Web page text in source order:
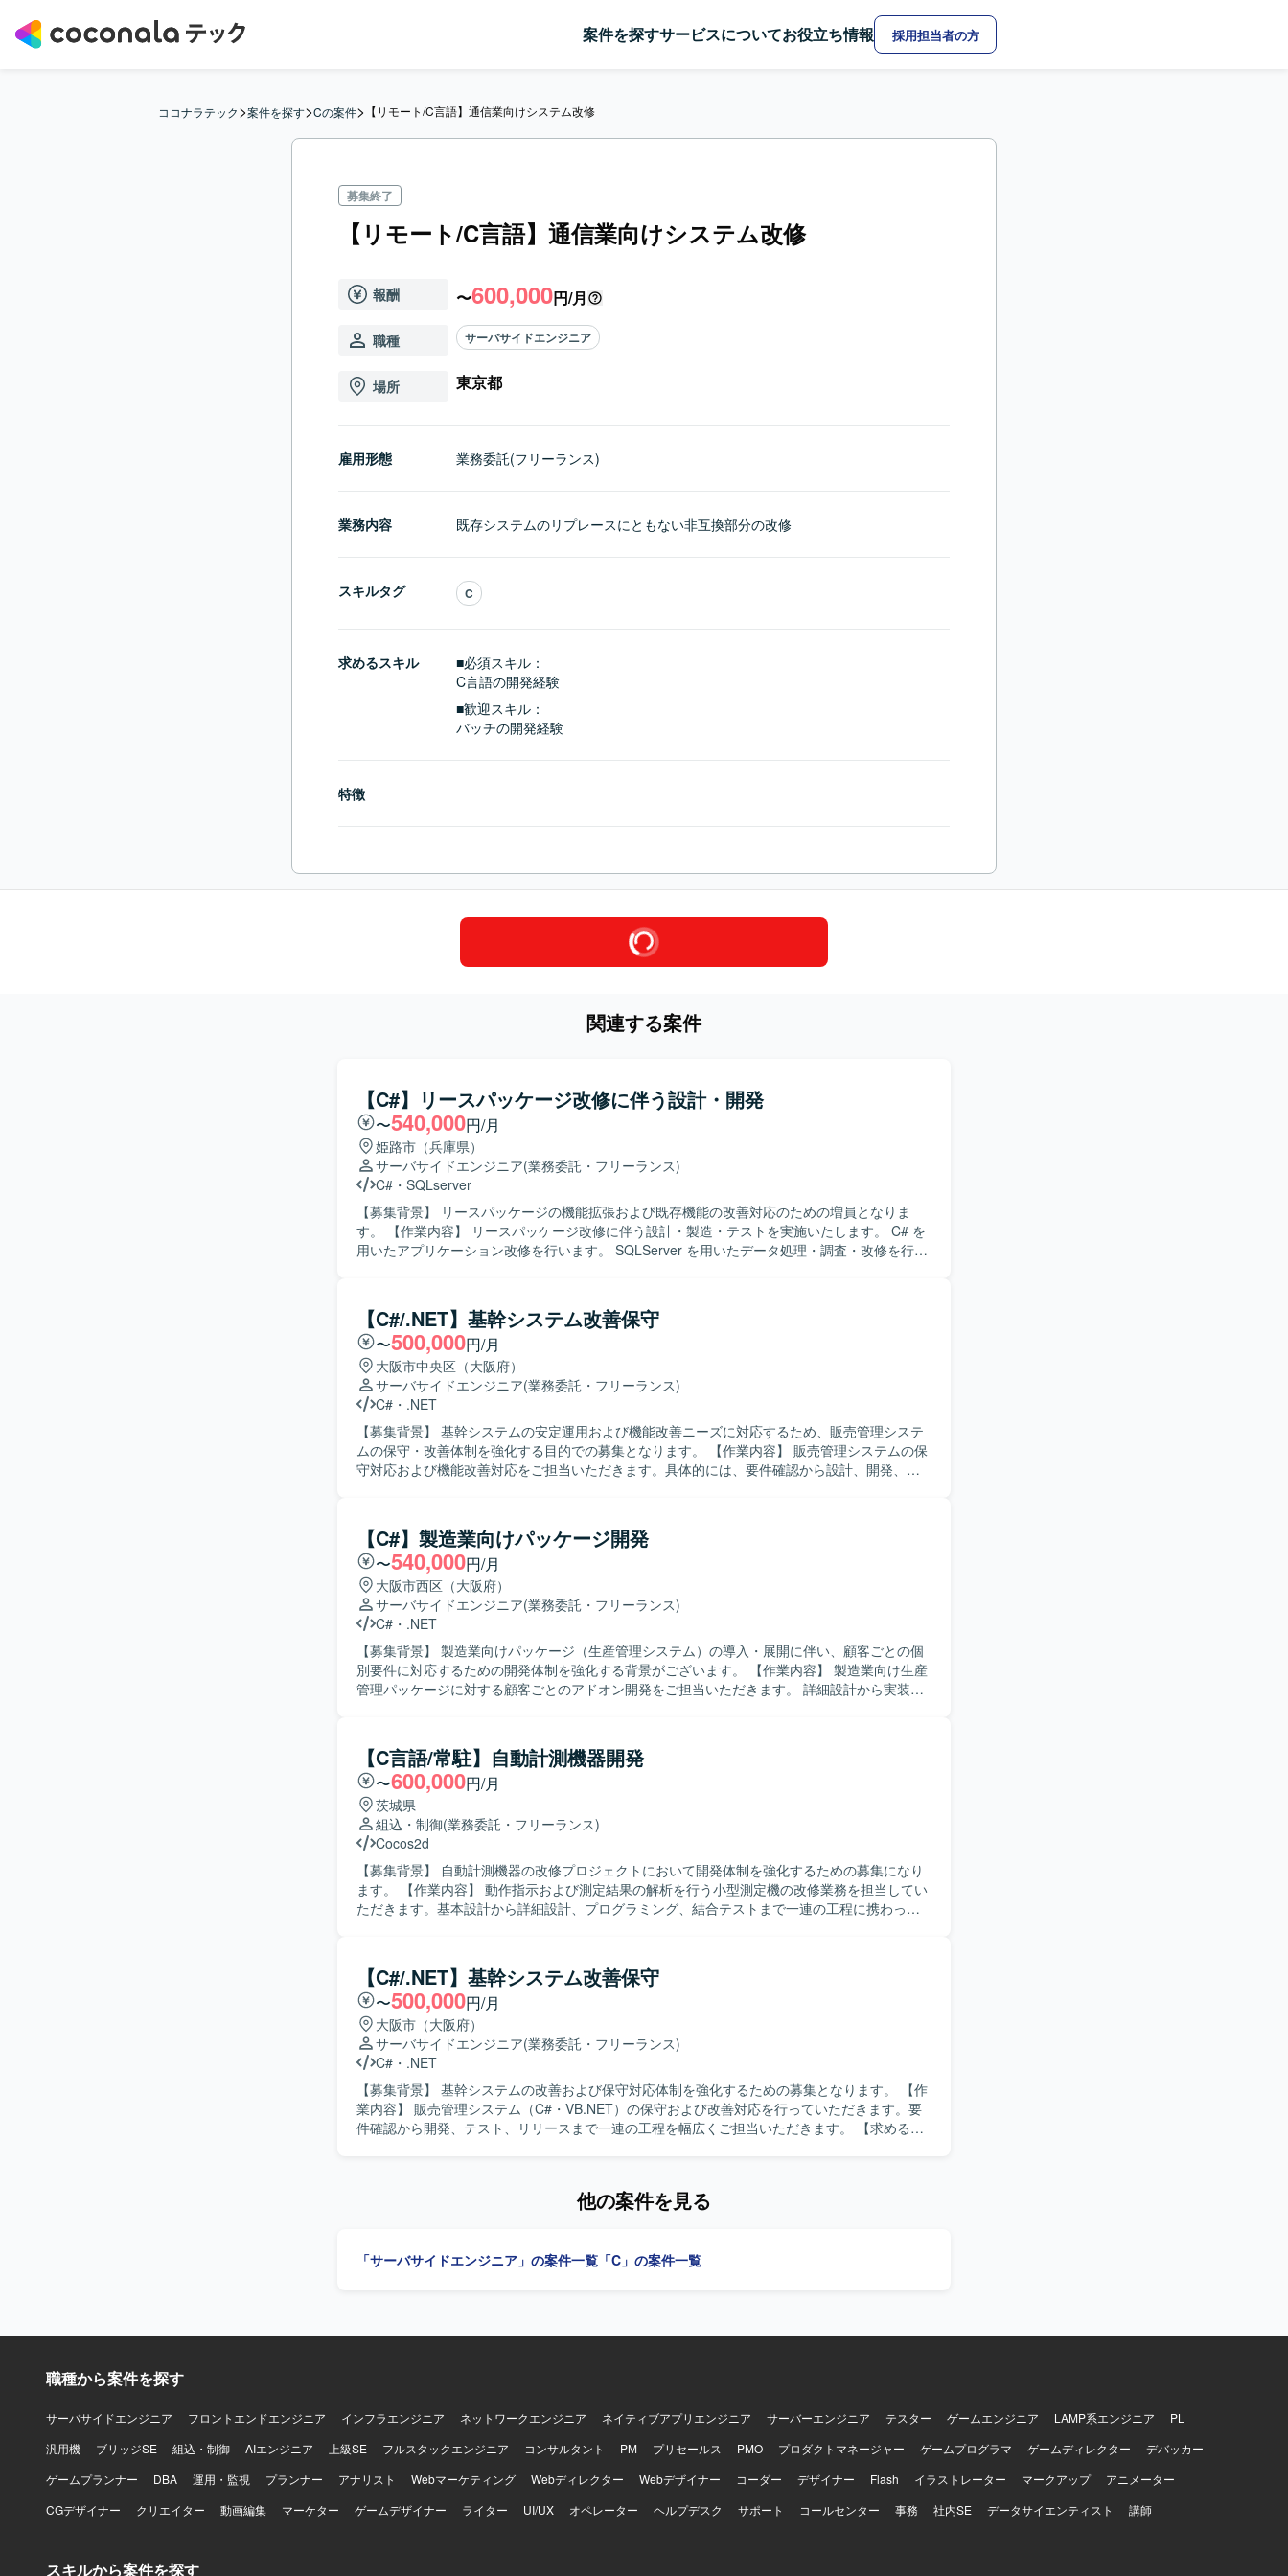
案件を探すサービスについてお役立ち情報 採用担当者の方
ココナラテック>案件を探す>Cの案件> 【リモート/C言語】通信業向けシステム改修
募集終了
【リモート/C言語】通信業向けシステム改修
報酬 〜600,000円/月
職種 サーバサイドエンジニア
場所 東京都
雇用形態 業務委託(フリーランス)
業務内容 既存システムのリプレースにともない非互換部分の改修
スキルタグ C
求めるスキル
■必須スキル：
C言語の開発経験
■歓迎スキル：
バッチの開発経験
特徴
関連する案件
【C#】リースパッケージ改修に伴う設計・開発
〜540,000円/月
姫路市（兵庫県）
サーバサイドエンジニア(業務委託・フリーランス)
C# ・ SQLserver
【募集背景】 リースパッケージの機能拡張および既存機能の改善対応のための増員となりま
す。 【作業内容】 リースパッケージ改修に伴う設計・製造・テストを実施いたします。 C# を
用いたアプリケーション改修を行います。 SQLServer を用いたデータ処理・調査・改修を行い
す。 関係者と円滑にコミュニケーションを取りながら開発を進められる方を歓迎いたします。
【ポジションの魅力】 業務パッケージの改修を通じて、アプリケーションとデータベース双方
のスキルを磨くことができます。 仕様調整や課題対応にも関わることで、上流工程の経験を積
むことができます。 【開発環境】 C# および SQLServer を用いたアプリケーション開発環境と
なります。
【C#/.NET】基幹システム改善保守
〜500,000円/月
大阪市中央区（大阪府）
サーバサイドエンジニア(業務委託・フリーランス)
C# ・ .NET
【募集背景】 基幹システムの安定運用および機能改善ニーズに対応するため、販売管理システ
ムの保守・改善体制を強化する目的での募集となります。 【作業内容】 販売管理システムの保
守対応および機能改善対応をご担当いただきます。具体的には、要件確認から設計、開発、テ
しながら、関係者と円滑にコミュニケーションを取り、自発的に改善提案や課題解決に取り組
んでいただける方を求めております。既存システムの保守・改善業務に対して粘り強く取り組
める方にマッチする環境です。 【ポジションの魅力】 基幹となる販売管理システムに長期的に
関わることで、業務知識と技術スキルの両面を深めていただけます。要件確認からリリースま
で一貫して携わることができるため、上流から下流までの経験を積むことができます。 【開発
環境】 C#（.NET）、VB.NETなどのオープン系言語を用いた販売管理システムの開発・保守環
境となります。
【C#】製造業向けパッケージ開発
〜540,000円/月
大阪市西区（大阪府）
サーバサイドエンジニア(業務委託・フリーランス)
C# ・ .NET
【募集背景】 製造業向けパッケージ（生産管理システム）の導入・展開に伴い、顧客ごとの個
別要件に対応するための開発体制を強化する背景がございます。 【作業内容】 製造業向け生産
管理パッケージに対する顧客ごとのアドオン開発をご担当いただきます。 詳細設計から実装、
人物像】 自ら主体的に業務に取り組み、周囲とコミュニケーションを取りながら開発を進めて
いただける方を求めております。 要件や仕様の変化にも柔軟に対応し、品質と納期のバランス
を意識して開発できる方が望ましいです。 【ポジションの魅力】 製造業向け生産管理システム
に関する業務知識を身につけながら、顧客ごとの個別要件に対応する開発経験を積むことがで
きます。 パッケージ製品の拡張開発を通じて、既存資産を活かした設計・実装スキルを高める
ことができる環境です。 【開発環境】 C#を中心とした環境で、生産管理系パッケージのアドオ
ン開発を行っていただきます。
【C言語/常駐】自動計測機器開発
〜600,000円/月
茨城県
組込・制御(業務委託・フリーランス)
Cocos2d
【募集背景】 自動計測機器の改修プロジェクトにおいて開発体制を強化するための募集になり
ます。 【作業内容】 動作指示および測定結果の解析を行う小型測定機の改修業務を担当してい
ただきます。基本設計から詳細設計、プログラミング、結合テストまで一連の工程に携わって
し、チーム内で積極的にコミュニケーションが取れる方が望ましいです。 【ポジションの魅
力】 小型測定機という専門性の高いプロダクトの改修に携わることで、組込み系および計測機
器開発の知見を深めていただけます。上流工程からテストまで幅広く経験できるため、エンジ
ニアとしてのスキルアップが期待できます。 【開発環境】 C言語を用いた自動計測機器向けソ
フトウェア開発環境になります。
【C#/.NET】基幹システム改善保守
〜500,000円/月
大阪市（大阪府）
サーバサイドエンジニア(業務委託・フリーランス)
C# ・ .NET
【募集背景】 基幹システムの改善および保守対応体制を強化するための募集となります。 【作
業内容】 販売管理システム（C#・VB.NET）の保守および改善対応を行っていただきます。要
件確認から開発、テスト、リリースまで一連の工程を幅広くご担当いただきます。 【求める人
で一貫して関われるため、システム全体の流れを把握しながらスキルアップしていただけま
他の案件を見る
「サーバサイドエンジニア」の案件一覧 「C」の案件一覧
職種から案件を探す
サーバサイドエンジニア フロントエンドエンジニア インフラエンジニア ネットワークエンジニア ネイティブアプリエンジニア サーバーエンジニア テスター ゲームエンジニア LAMP系エンジニア
PL
汎用機
ブリッジSE 組込・制御 AIエンジニア 上級SE フルスタックエンジニア コンサルタント PM プリセールス PMO プロダクトマネージャー ゲームプログラマ ゲームディレクター
デバッカー
ゲームプランナー
DBA 運用・監視 プランナー アナリスト Webマーケティング Webディレクター Webデザイナー コーダー デザイナー Flash イラストレーター マークアップ
アニメーター
CGデザイナー
クリエイター 動画編集 マーケター ゲームデザイナー ライター UI/UX オペレーター ヘルプデスク サポート コールセンター 事務 社内SE データサイエンティスト 講師
スキルから案件を探す